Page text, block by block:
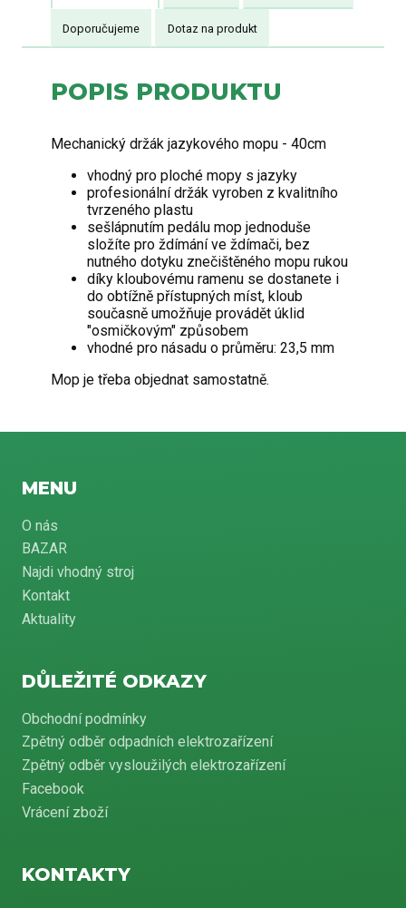
Doporučujeme Dotaz na produkt
POPIS PRODUKTU
Mechanický držák jazykového mopu - 40cm
vhodný pro ploché mopy s jazyky
profesionální držák vyroben z kvalitního
tvrzeného plastu
sešlápnutím pedálu mop jednoduše
složíte pro ždímání ve ždímači, bez
nutného dotyku znečištěného mopu rukou
díky kloubovému ramenu se dostanete i
do obtížně přístupných míst, kloub
současně umožňuje provádět úklid
"osmičkovým" způsobem
vhodné pro násadu o průměru: 23,5 mm
Mop je třeba objednat samostatně.
MENU
O nás
BAZAR
Najdi vhodný stroj
Kontakt
Aktuality
DŮLEŽITÉ ODKAZY
Obchodní podmínky
Zpětný odběr odpadních elektrozařízení
Zpětný odběr vysloužilých elektrozařízení
Facebook
Vrácení zboží
KONTAKTY